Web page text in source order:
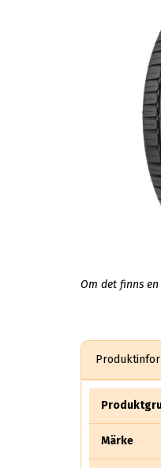
Om det finns
Märke